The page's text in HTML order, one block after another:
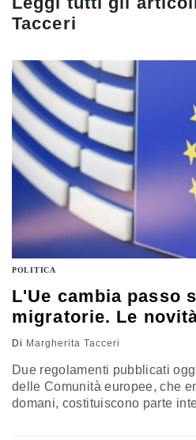
Tacceri
POLITICA
L'Ue cambia passo
migratorie. Le
Di Margherita Tacceri
Due regolamenti pubblicati
delle Comunità europee, che
domani, costituiscono parte